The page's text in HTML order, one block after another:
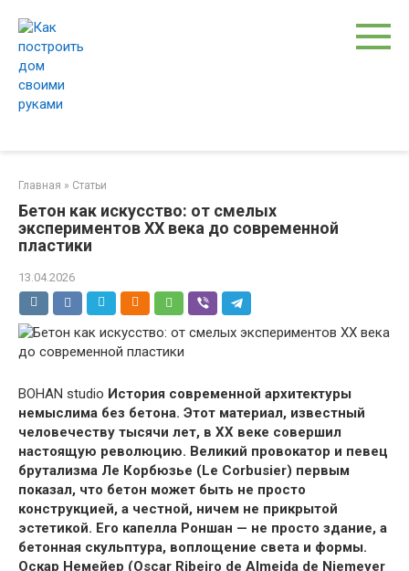
контенту
Главная » Статьи
Бетон как искусство: от смелых
экспериментов XX века до современной
пластики
13.04.2026
BOHAN studio История современной архитектуры
немыслима без бетона. Этот материал, известный
человечеству тысячи лет, в XX веке совершил
настоящую революцию. Великий провокатор и певец
брутализма Ле Корбюзье (Le Corbusier) первым
показал, что бетон может быть не просто
конструкцией, а честной, ничем не прикрытой
эстетикой. Его капелла Роншан — не просто здание, а
бетонная скульптура, воплощение света и формы.
Оскар Немейер (Oscar Ribeiro de Almeida de Niemeyer